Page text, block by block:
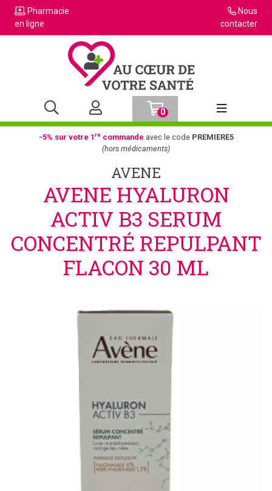
Pharmacie
en ligne
Nous
contacter
0
Afficher la
-5% sur votre 1recommande avec le code PREMIERE5
(hors médicaments)
AVENE
AVENE HYALURON
ACTIV B3 SERUM
CONCENTRÉ REPULPANT
FLACON 30 ML